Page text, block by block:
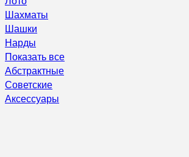
Шахматы
Шашки
Нарды
Показать все
Абстрактные
Советские
Аксессуары